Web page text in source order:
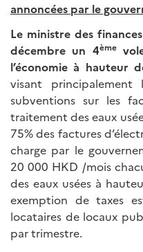
annoncées par le
Le ministre des
décembre un 4ème
l’économie à hauteur
visant
subventions sur les
traitement des eaux
75% des factures
charge par le
20 000 HKD /mois
des eaux usées à
exemption de taxes
locataires de locaux
par trimestre.